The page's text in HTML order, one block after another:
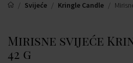
Svijeće
Kringle Candle
Mirisne svijeće
42 g